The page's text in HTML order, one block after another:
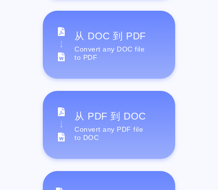
从 DOC 到 PDF
Convert any DOC file
to PDF
从 PDF 到 DOC
Convert any PDF file
to DOC